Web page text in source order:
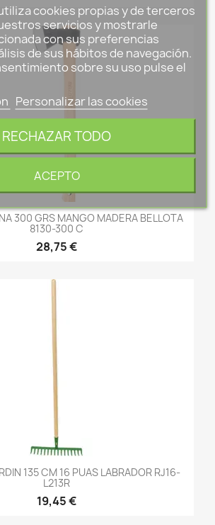
300 GRS MANGO MADERA BELLOTA
8130-300 C
28,75 €
135 CM 16 PUAS LABRADOR RJ16-
L213R
19,45 €
cookies propias y de terceros
servicios y mostrarle
con sus preferencias
de sus hábitos de navegación.
sobre su uso pulse el
Personalizar las cookies
RECHAZAR TODO
ACEPTO